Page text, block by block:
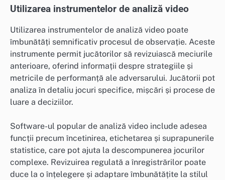
Utilizarea instrumentelor de analiză video
Utilizarea instrumentelor de analiză video poate
îmbunătăți semnificativ procesul de observație. Aceste
instrumente permit jucătorilor să revizuiască meciurile
anterioare, oferind informații despre strategiile și
metricile de performanță ale adversarului. Jucătorii pot
analiza în detaliu jocuri specifice, mișcări și procese de
luare a deciziilor.
Software-ul popular de analiză video include adesea
funcții precum încetinirea, etichetarea și suprapunerile
statistice, care pot ajuta la descompunerea jocurilor
complexe. Revizuirea regulată a înregistrărilor poate
duce la o înțelegere și adaptare îmbunătățite la stilul